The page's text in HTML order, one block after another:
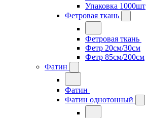
Упаковка 1000шт
Фетровая ткань
Фетровая ткань
Фетр 20см/30см
Фетр 85см/200см
Фатин
Фатин
Фатин однотонный